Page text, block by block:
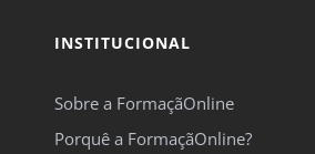
INSTITUCIONAL
Sobre a FormaçãOnline
Porquê a FormaçãOnline?